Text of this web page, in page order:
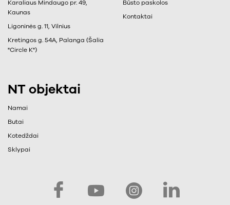
Karaliaus Mindaugo pr. 49,
Kaunas
Ligoninės g. 11, Vilnius
Kretingos g. 54A, Palanga (Šalia
"Circle K")
Būsto paskolos
Kontaktai
NT objektai
Namai
Butai
Kotedždai
Sklypai